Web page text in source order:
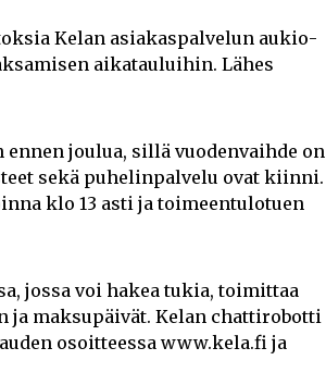
Ke­lan asi­a­kas­pal­ve­lun au­ki­o­
ai­ka­tau­lui­hin. Lä­hes
jou­lua, sil­lä vuo­den­vaih­de on
sekä pu­he­lin­pal­ve­lu ovat kiin­ni.
klo 13 as­ti ja toi­meen­tu­lo­tu­en
jos­sa voi ha­kea tu­kia, toi­mit­taa
mak­su­päi­vät. Ke­lan chat­ti­ro­bot­ti
osoit­tees­sa www.kela.fi ja